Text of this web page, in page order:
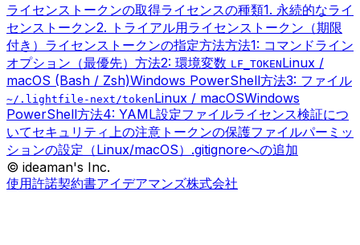
ライセンストークンの取得ライセンスの種類1. 永続的なライ
センストークン2. トライアル用ライセンストークン（期限
付き） ライセンストークンの指定方法方法1: コマンドライン
オプション（最優先） 方法2: 環境変数 LF_TOKENLinux /
macOS (Bash / Zsh)Windows PowerShell方法3: ファイル
~/.lightfile-next/tokenLinux / macOSWindows
PowerShell方法4: YAML設定ファイルライセンス検証につ
いてセキュリティ上の注意 トークンの保護ファイルパーミッ
ションの設定（Linux/macOS） .gitignoreへの追加
© ideaman's Inc.
使用許諾契約書アイデアマンズ株式会社